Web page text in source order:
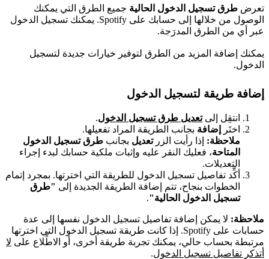
تعرض طرق تسجيل الدخول الحالية جميع الطرق التي يمكنك
الوصول من خلالها إلى حسابك على Spotify. يمكنك تسجيل الدخول
عبر أي من الطرق المدرَجة.
يمكنك إضافة المزيد من الطرق لتوفير خيارات جديدة لتسجيل
الدخول.
إضافة طريقة لتسجيل الدخول
انتقِل إلىتعديل طرق تسجيل الدخول.
اختَر
إضافة بجانب الطريقة المراد تفعيلها.
ملاحظة: إذا رأيت الزرتعديل بجانب طرق تسجيل الدخول
المتاحة، فعليك النقر عليه وإثبات ملكية حسابك لبدء إجراء
التعديلات.
أكِّد تفاصيل تسجيل الدخول للطريقة التي اخترتها. بمجرد إتمام
الخطوات بنجاح، تتم إضافة الطريقة الجديدة إلى "طرق
تسجيل الدخول الحالية".
ملاحظة: لا يمكن إضافة تفاصيل تسجيل الدخول نفسها إلى عدة
حسابات على Spotify. إذا كانت طريقة تسجيل الدخول التي اخترتها
مرتبطة بحساب حالي، يمكنك تجربة طريقة أخرى، أو الاطِّلاع على لا
أتذكر تفاصيل تسجيل الدخول.